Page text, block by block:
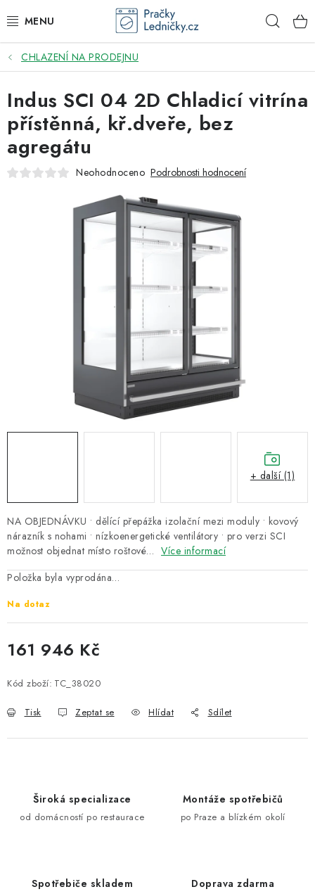
na
DODAVATEL
VESTAVNÉ SPOTŘEBIČE
VOLNĚ STOJÍCÍ SPOTŘEBIČE
DŘEZY A BATERIE
ODSAVAČE PAR
DRTIČE ODPADU
Doprava a platba
Garance nejnižší ceny
O nás Kontakty
CHLAZENÍ NA PRODEJNU
NA OBJEDNÁVKU • dělící přepážka izolační mezi moduly • kovový
nárazník s nohami • nízkoenergetické ventilátory • pro verzi SCI
možnost objednat místo roštové… Více informací
Položka byla vyprodána…
Na dotaz
161 946 Kč
Kód zboží: TC_38020
Tisk Zeptat se Hlídat Sdílet
Indus SCI 04 2D Chladicí vitrína
přístěnná, kř.dveře, bez
agregátu
Neohodnoceno Podrobnosti hodnocení
+ další (1)
Široká specializace
od domácností po restaurace
Montáže spotřebičů
po Praze a blízkém okolí
Spotřebiče skladem Doprava zdarma